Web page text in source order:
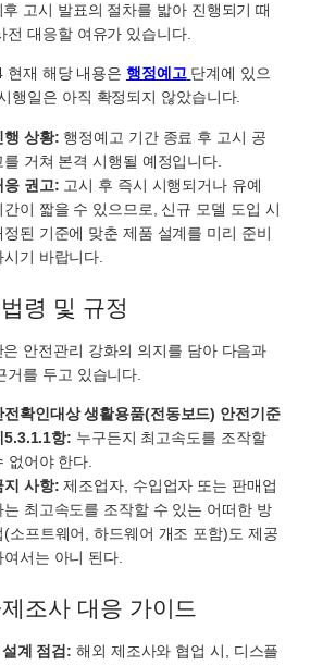
고시 발표의 절차를 밟아 진행되기 때
전 대응할 여유가 있습니다.
현재 해당 내용은 행정예고 단계에 있으
행일은 아직 확정되지 않았습니다.
행 상황: 행정예고 기간 종료 후 고시 공
를 거쳐 본격 시행될 예정입니다.
응 권고: 고시 후 즉시 시행되거나 유예
간이 짧을 수 있으므로, 신규 모델 도입 시
정된 기준에 맞춘 제품 설계를 미리 준비
시기 바랍니다.
령 및 규정
은 안전관리 강화의 의지를 담아 다음과
거를 두고 있습니다.
전확인대상 생활용품(전동보드) 안전기준
5.3.1.1항: 누구든지 최고속도를 조작할
없어야 한다.
지 사항: 제조업자, 수입업자 또는 판매업
는 최고속도를 조작할 수 있는 어떠한 방
(소프트웨어, 하드웨어 개조 포함)도 제공
여서는 아니 된다.
조사 대응 가이드
계 점검: 해외 제조사와 협업 시, 디스플